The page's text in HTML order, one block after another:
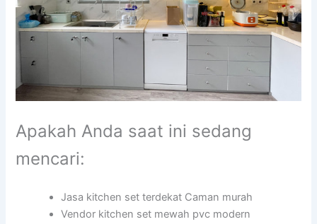
Apakah Anda saat ini sedang
mencari:
Jasa kitchen set terdekat Caman murah
Vendor kitchen set mewah pvc modern